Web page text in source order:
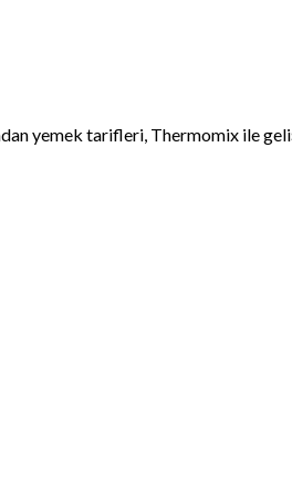
yemek tarifleri, Thermomix ile